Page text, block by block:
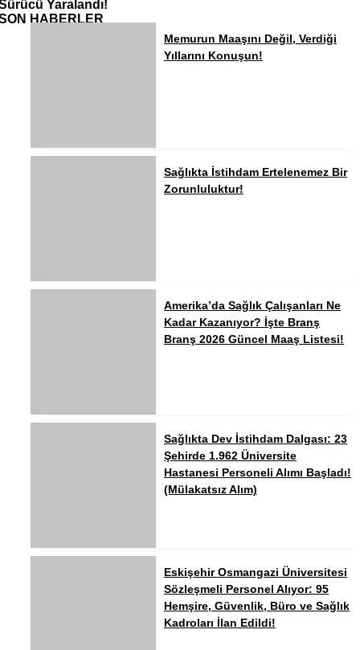
Yaralandı!
HABERLER
Memurun Maaşını Değil, Verdiği
Yıllarını Konuşun!
Sağlıkta İstihdam Ertelenemez Bir
Zorunluluktur!
Amerika’da Sağlık Çalışanları Ne
Kadar Kazanıyor? İşte Branş
Branş 2026 Güncel Maaş Listesi!
Sağlıkta Dev İstihdam Dalgası: 23
Şehirde 1.962 Üniversite
Hastanesi Personeli Alımı Başladı!
(Mülakatsız Alım)
Eskişehir Osmangazi Üniversitesi
Sözleşmeli Personel Alıyor: 95
Hemşire, Güvenlik, Büro ve Sağlık
Kadroları İlan Edildi!